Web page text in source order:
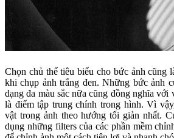
Chọn chủ thể tiêu biểu cho bức ảnh cũng
khi chụp ảnh trắng đen. Những bức ảnh
dạng đa màu sắc nữa cũng đồng nghĩa với
là điểm tập trung chính trong hình. Vì
vật trong ảnh theo hướng tối giản nhất.
dụng những filters của các phần mềm